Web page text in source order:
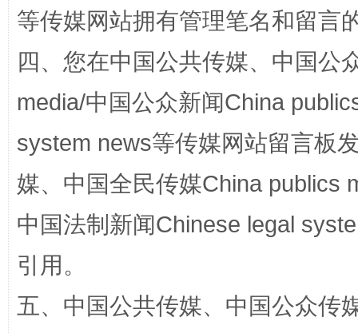
漫山遍野的桃花与雪山、麦地、白藏房 除
等传媒网站拥有管理笔名和留言
四、您在中国公共传媒、中国公
media/中国公众新闻China
system news等传媒网站留言板
媒、中国全民传媒China publics
中国法制新闻Chinese legal
引用。
五、中国公共传媒、中国公众传